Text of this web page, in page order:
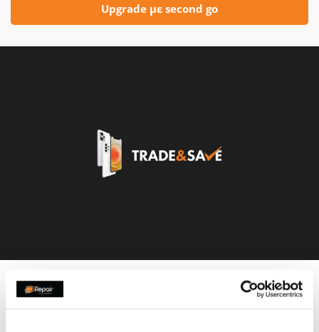
Upgrade με second go
Η συσκευή σου μπορεί να